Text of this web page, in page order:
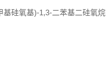
硅氧基)-1,3-二苯基二硅氧烷